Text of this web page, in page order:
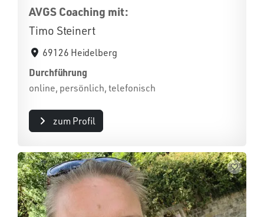
AVGS Coaching mit:
Timo Steinert
69126 Heidelberg
Durchführung
online, persönlich, telefonisch
zum Profil